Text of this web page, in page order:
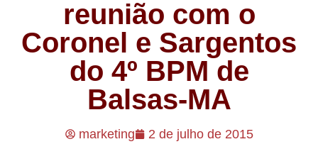
reunião com o
Coronel e Sargentos
do 4º BPM de
Balsas-MA
marketing 2 de julho de 2015